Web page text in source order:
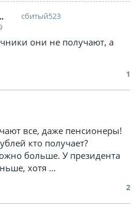
сбитый523
они не получают, а
1
все, даже пенсионеры!
кто получает?
больше. У президента
хотя …
2